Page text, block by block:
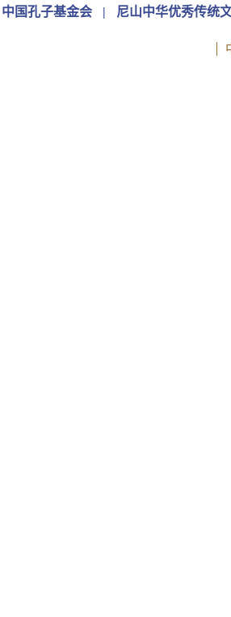
中国孔子基金会 | 尼山中华优秀传统